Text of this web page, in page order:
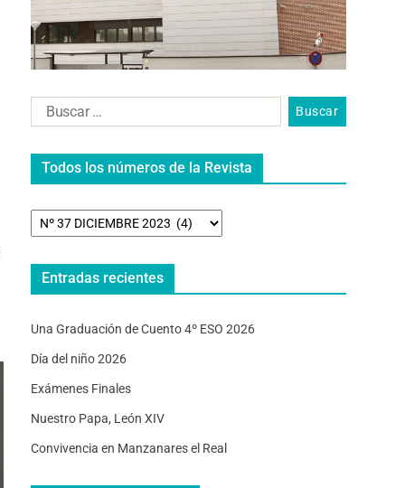
Todos los números de la Revista
Entradas recientes
Una Graduación de Cuento 4º ESO 2026
Día del niño 2026
Exámenes Finales
Nuestro Papa, León XIV
Convivencia en Manzanares el Real